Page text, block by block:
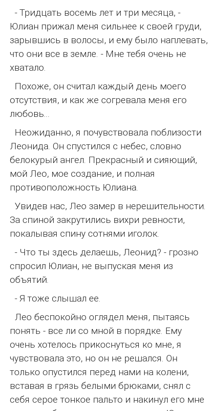
- Тридцать восемь лет и три месяца, -
Юлиан прижал меня сильнее к своей груди,
зарывшись в волосы, и ему было наплевать,
что они все в земле. - Мне тебя очень не
хватало.
Похоже, он считал каждый день моего
отсутствия, и как же согревала меня его
любовь...
Неожиданно, я почувствовала поблизости
Леонида. Он спустился с небес, словно
белокурый ангел. Прекрасный и сияющий,
мой Лео, мое создание, и полная
противоположность Юлиана.
Увидев нас, Лео замер в нерешительности.
За спиной закрутились вихри ревности,
покалывая спину сотнями иголок.
- Что ты здесь делаешь, Леонид? - грозно
спросил Юлиан, не выпуская меня из
объятий.
- Я тоже слышал ее.
Лео беспокойно оглядел меня, пытаясь
понять - все ли со мной в порядке. Ему
очень хотелось прикоснуться ко мне, я
чувствовала это, но он не решался. Он
только опустился перед нами на колени,
вставая в грязь белыми брюками, снял с
себя серое тонкое пальто и накинул его мне